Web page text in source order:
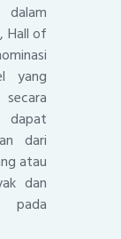
dalam
Hall of
yang
dari
atau
dan
pada